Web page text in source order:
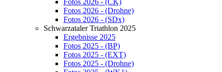
Fotos 2026 - (CK)
Fotos 2026 - (Drohne)
Fotos 2026 - (SDx)
Schwarzataler Triathlon 2025
Ergebnisse 2025
Fotos 2025 - (BP)
Fotos 2025 - (EXT)
Fotos 2025 - (Drohne)